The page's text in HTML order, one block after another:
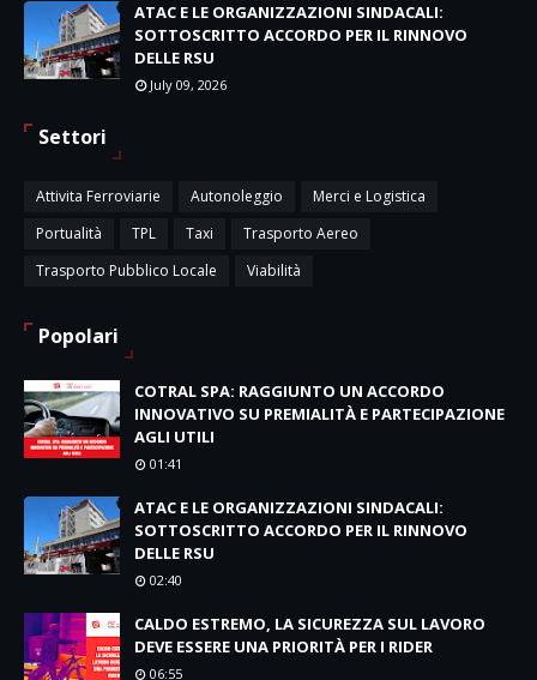
ATAC E LE ORGANIZZAZIONI SINDACALI:
SOTTOSCRITTO ACCORDO PER IL RINNOVO
DELLE RSU
July 09, 2026
Settori
Attivita Ferroviarie Autonoleggio
Merci e Logistica
Portualità
TPL Taxi
Trasporto Aereo
Trasporto Pubblico Locale
Viabilità
Popolari
COTRAL SPA: RAGGIUNTO UN ACCORDO
INNOVATIVO SU PREMIALITÀ E PARTECIPAZIONE
AGLI UTILI
01:41
ATAC E LE ORGANIZZAZIONI SINDACALI:
SOTTOSCRITTO ACCORDO PER IL RINNOVO
DELLE RSU
02:40
CALDO ESTREMO, LA SICUREZZA SUL LAVORO
DEVE ESSERE UNA PRIORITÀ PER I RIDER
06:55